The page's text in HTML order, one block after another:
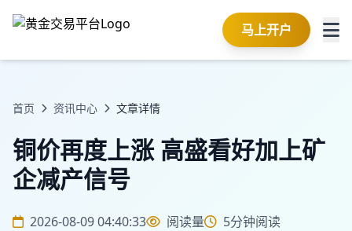
马上开户
首页 资讯中心 文章详情
铜价再度上涨 高盛看好加上矿
企减产信号
2026-08-09 04:40:33 阅读量 5分钟阅读